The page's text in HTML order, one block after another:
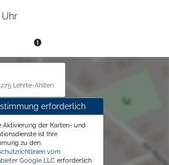
Uhr
Lehrte-Ahlten
erforderlich
Aktivierung der Karten- und
ist Ihre
zu den
vom
Google LLC erforderlich.